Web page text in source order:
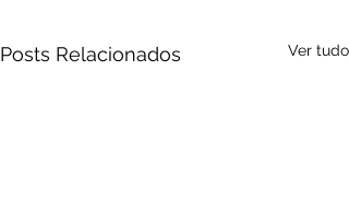
Posts Relacionados Ver tudo